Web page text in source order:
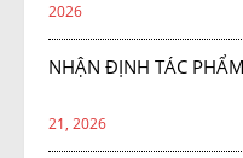
2026
NHẬN ĐỊNH TÁC
21, 2026